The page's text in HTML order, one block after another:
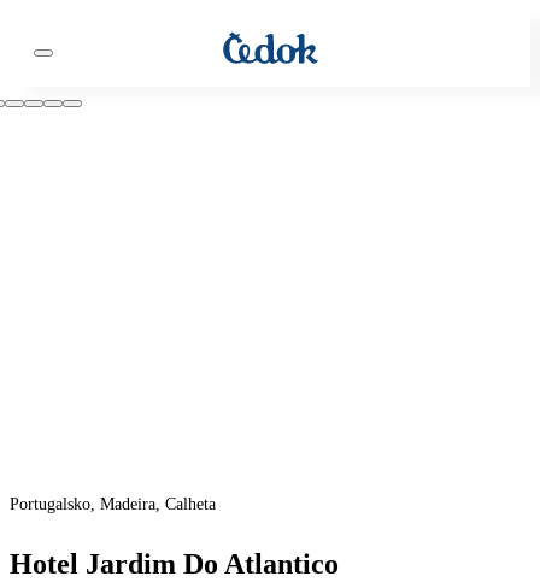
Portugalsko, Madeira, Calheta
Hotel Jardim Do Atlantico